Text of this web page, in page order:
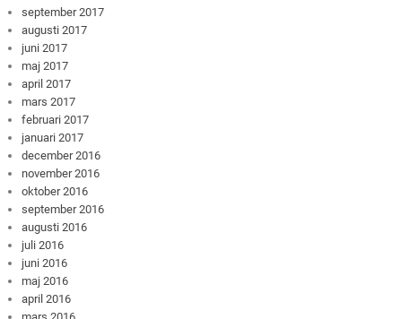
september 2017
augusti 2017
juni 2017
maj 2017
april 2017
mars 2017
februari 2017
januari 2017
december 2016
november 2016
oktober 2016
september 2016
augusti 2016
juli 2016
juni 2016
maj 2016
april 2016
mars 2016